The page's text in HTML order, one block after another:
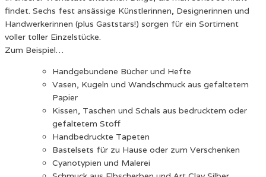
findet. Sechs fest ansässige Künstlerinnen, Designerinnen und
Handwerkerinnen (plus Gaststars!) sorgen für ein Sortiment
voller toller Einzelstücke.
Zum Beispiel…
Handgebundene Bücher und Hefte
Vasen, Kugeln und Wandschmuck aus gefaltetem
Papier
Kissen, Taschen und Schals aus bedrucktem oder
gefaltetem Stoff
Handbedruckte Tapeten
Bastelsets für zu Hause oder zum Verschenken
Cyanotypien und Malerei